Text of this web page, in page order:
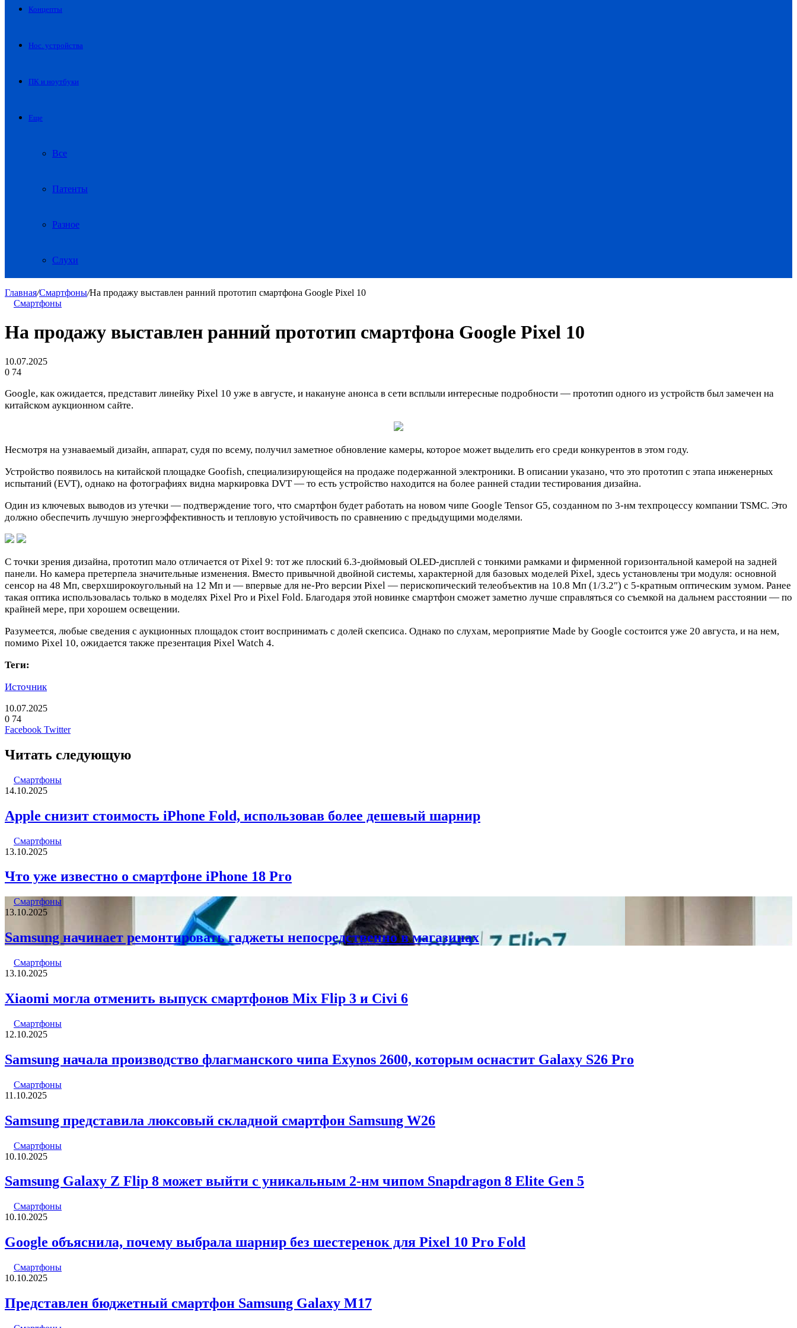
Концепты
Нос. устройства
ПК и ноутбуки
Еще
Все
Патенты
Разное
Слухи
Главная/Смартфоны/На продажу выставлен ранний прототип смартфона Google Pixel 10
Смартфоны
На продажу выставлен ранний прототип смартфона Google Pixel 10
10.07.2025
0 74
Google, как ожидается, представит линейку Pixel 10 уже в августе, и накануне анонса в сети всплыли интересные подробности — прототип одного из устройств был замечен на
китайском аукционном сайте.
Несмотря на узнаваемый дизайн, аппарат, судя по всему, получил заметное обновление камеры, которое может выделить его среди конкурентов в этом году.
Устройство появилось на китайской площадке Goofish, специализирующейся на продаже подержанной электроники. В описании указано, что это прототип с этапа инженерных
испытаний (EVT), однако на фотографиях видна маркировка DVT — то есть устройство находится на более ранней стадии тестирования дизайна.
Один из ключевых выводов из утечки — подтверждение того, что смартфон будет работать на новом чипе Google Tensor G5, созданном по 3-нм техпроцессу компании TSMC. Это
должно обеспечить лучшую энергоэффективность и тепловую устойчивость по сравнению с предыдущими моделями.
С точки зрения дизайна, прототип мало отличается от Pixel 9: тот же плоский 6.3-дюймовый OLED-дисплей с тонкими рамками и фирменной горизонтальной камерой на задней
панели. Но камера претерпела значительные изменения. Вместо привычной двойной системы, характерной для базовых моделей Pixel, здесь установлены три модуля: основной
сенсор на 48 Мп, сверхширокоугольный на 12 Мп и — впервые для не-Pro версии Pixel — перископический телеобъектив на 10.8 Мп (1/3.2″) с 5-кратным оптическим зумом. Ранее
такая оптика использовалась только в моделях Pixel Pro и Pixel Fold. Благодаря этой новинке смартфон сможет заметно лучше справляться со съемкой на дальнем расстоянии — по
крайней мере, при хорошем освещении.
Разумеется, любые сведения с аукционных площадок стоит воспринимать с долей скепсиса. Однако по слухам, мероприятие Made by Google состоится уже 20 августа, и на нем,
помимо Pixel 10, ожидается также презентация Pixel Watch 4.
Теги:
Источник
10.07.2025
0 74
Facebook TwitterLinkedIn
Pinterest
Вконтакте
Одноклассники
Skype
WhatsApp
Telegram
Viber
Читать следующую
Смартфоны
14.10.2025
Apple снизит стоимость iPhone Fold, использовав более дешевый шарнир
Смартфоны
13.10.2025
Что уже известно о смартфоне iPhone 18 Pro
Смартфоны
13.10.2025
Samsung начинает ремонтировать гаджеты непосредственно в магазинах
Смартфоны
13.10.2025
Xiaomi могла отменить выпуск смартфонов Mix Flip 3 и Civi 6
Смартфоны
12.10.2025
Samsung начала производство флагманского чипа Exynos 2600, которым оснастит Galaxy S26 Pro
Смартфоны
11.10.2025
Samsung представила люксовый складной смартфон Samsung W26
Смартфоны
10.10.2025
Samsung Galaxy Z Flip 8 может выйти с уникальным 2-нм чипом Snapdragon 8 Elite Gen 5
Смартфоны
10.10.2025
Google объяснила, почему выбрала шарнир без шестеренок для Pixel 10 Pro Fold
Смартфоны
10.10.2025
Представлен бюджетный смартфон Samsung Galaxy M17